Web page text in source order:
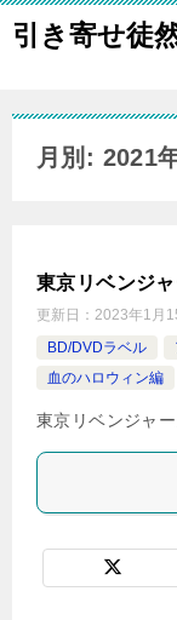
引き寄せ徒
月別: 2021
東京リベンジ
更新日： 2023年1月
BD/DVDラベル
血のハロウィン編
東京リベンジャ